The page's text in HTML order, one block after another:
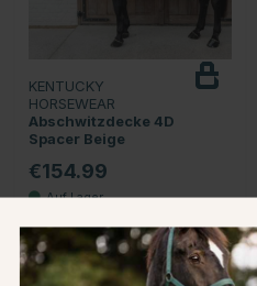
KENTUCKY
HORSEWEAR
Abschwitzdecke 4D
Spacer Beige
€154.99
Bewertung: (1)5.0 von 5 Sternen